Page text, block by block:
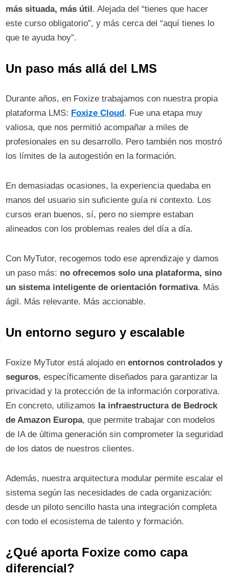
más situada, más útil . Alejada del “tienes que hacer
este curso obligatorio”, y más cerca del “aquí tienes lo
que te ayuda hoy”.
Un paso más allá del LMS
Durante años, en Foxize trabajamos con nuestra propia
plataforma LMS: Foxize Cloud . Fue una etapa muy
valiosa, que nos permitió acompañar a miles de
profesionales en su desarrollo. Pero también nos mostró
los límites de la autogestión en la formación.
En demasiadas ocasiones, la experiencia quedaba en
manos del usuario sin suficiente guía ni contexto. Los
cursos eran buenos, sí, pero no siempre estaban
alineados con los problemas reales del día a día.
Con MyTutor, recogemos todo ese aprendizaje y damos
un paso más: no ofrecemos solo una plataforma, sino
un sistema inteligente de orientación formativa. Más
ágil. Más relevante. Más accionable.
Un entorno seguro y escalable
Foxize MyTutor está alojado enentornos controlados y
seguros, específicamente diseñados para garantizar la
privacidad y la protección de la información corporativa.
En concreto, utilizamos la infraestructura de Bedrock
de Amazon Europa, que permite trabajar con modelos
de IA de última generación sin comprometer la seguridad
de los datos de nuestros clientes.
Además, nuestra arquitectura modular permite escalar el
sistema según las necesidades de cada organización:
desde un piloto sencillo hasta una integración completa
con todo el ecosistema de talento y formación.
¿Qué aporta Foxize como capa
diferencial?